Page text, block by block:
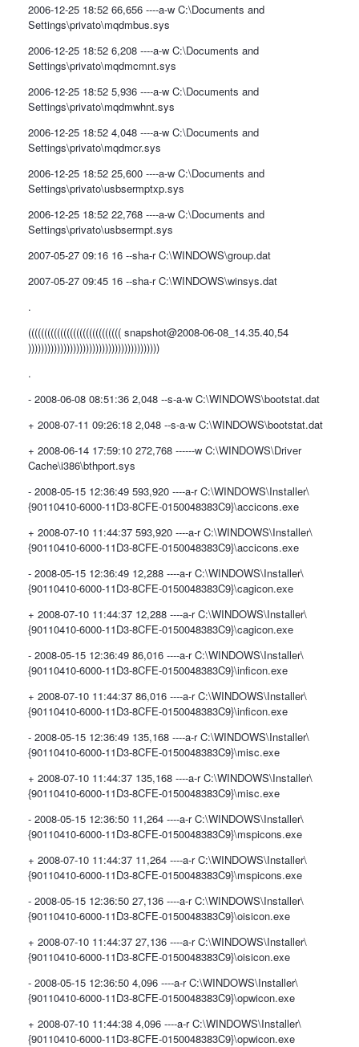
2006-12-25 18:52 66,656 ----a-w C:\Documents and
Settings\privato\mqdmbus.sys
2006-12-25 18:52 6,208 ----a-w C:\Documents and
Settings\privato\mqdmcmnt.sys
2006-12-25 18:52 5,936 ----a-w C:\Documents and
Settings\privato\mqdmwhnt.sys
2006-12-25 18:52 4,048 ----a-w C:\Documents and
Settings\privato\mqdmcr.sys
2006-12-25 18:52 25,600 ----a-w C:\Documents and
Settings\privato\usbsermptxp.sys
2006-12-25 18:52 22,768 ----a-w C:\Documents and
Settings\privato\usbsermpt.sys
2007-05-27 09:16 16 --sha-r C:\WINDOWS\group.dat
2007-05-27 09:45 16 --sha-r C:\WINDOWS\winsys.dat
.
((((((((((((((((((((((((((((( snapshot@2008-06-08_14.35.40,54
)))))))))))))))))))))))))))))))))))))))))
.
- 2008-06-08 08:51:36 2,048 --s-a-w C:\WINDOWS\bootstat.dat
+ 2008-07-11 09:26:18 2,048 --s-a-w C:\WINDOWS\bootstat.dat
+ 2008-06-14 17:59:10 272,768 ------w C:\WINDOWS\Driver
Cache\i386\bthport.sys
- 2008-05-15 12:36:49 593,920 ----a-r C:\WINDOWS\Installer\
{90110410-6000-11D3-8CFE-0150048383C9}\accicons.exe
+ 2008-07-10 11:44:37 593,920 ----a-r C:\WINDOWS\Installer\
{90110410-6000-11D3-8CFE-0150048383C9}\accicons.exe
- 2008-05-15 12:36:49 12,288 ----a-r C:\WINDOWS\Installer\
{90110410-6000-11D3-8CFE-0150048383C9}\cagicon.exe
+ 2008-07-10 11:44:37 12,288 ----a-r C:\WINDOWS\Installer\
{90110410-6000-11D3-8CFE-0150048383C9}\cagicon.exe
- 2008-05-15 12:36:49 86,016 ----a-r C:\WINDOWS\Installer\
{90110410-6000-11D3-8CFE-0150048383C9}\inficon.exe
+ 2008-07-10 11:44:37 86,016 ----a-r C:\WINDOWS\Installer\
{90110410-6000-11D3-8CFE-0150048383C9}\inficon.exe
- 2008-05-15 12:36:49 135,168 ----a-r C:\WINDOWS\Installer\
{90110410-6000-11D3-8CFE-0150048383C9}\misc.exe
+ 2008-07-10 11:44:37 135,168 ----a-r C:\WINDOWS\Installer\
{90110410-6000-11D3-8CFE-0150048383C9}\misc.exe
- 2008-05-15 12:36:50 11,264 ----a-r C:\WINDOWS\Installer\
{90110410-6000-11D3-8CFE-0150048383C9}\mspicons.exe
+ 2008-07-10 11:44:37 11,264 ----a-r C:\WINDOWS\Installer\
{90110410-6000-11D3-8CFE-0150048383C9}\mspicons.exe
- 2008-05-15 12:36:50 27,136 ----a-r C:\WINDOWS\Installer\
{90110410-6000-11D3-8CFE-0150048383C9}\oisicon.exe
+ 2008-07-10 11:44:37 27,136 ----a-r C:\WINDOWS\Installer\
{90110410-6000-11D3-8CFE-0150048383C9}\oisicon.exe
- 2008-05-15 12:36:50 4,096 ----a-r C:\WINDOWS\Installer\
{90110410-6000-11D3-8CFE-0150048383C9}\opwicon.exe
+ 2008-07-10 11:44:38 4,096 ----a-r C:\WINDOWS\Installer\
{90110410-6000-11D3-8CFE-0150048383C9}\opwicon.exe